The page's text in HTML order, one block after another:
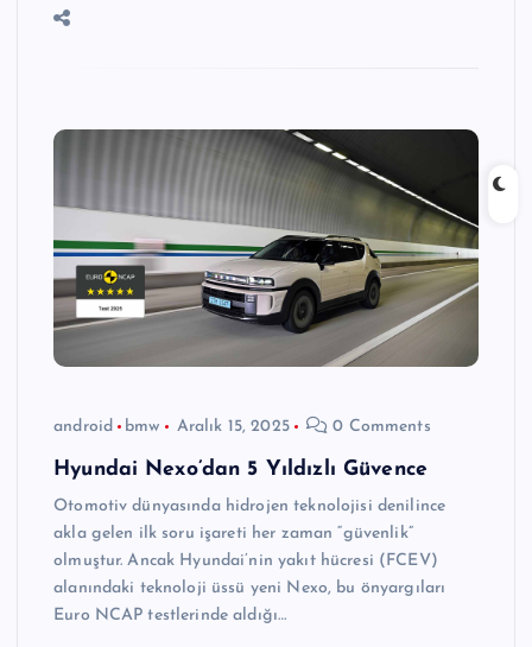
android bmw Aralık 15, 2025 0 Comments
Hyundai Nexo’dan 5 Yıldızlı Güvence
Otomotiv dünyasında hidrojen teknolojisi denilince
akla gelen ilk soru işareti her zaman “güvenlik”
olmuştur. Ancak Hyundai’nin yakıt hücresi (FCEV)
alanındaki teknoloji üssü yeni Nexo, bu önyargıları
Euro NCAP testlerinde aldığı…